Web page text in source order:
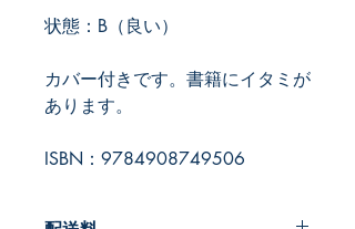
状態：B（良い）
カバー付きです。書籍にイタミが
あります。
ISBN：9784908749506